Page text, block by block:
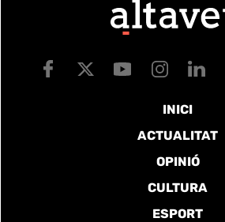
INICI
ACTUALITAT
OPINIÓ
CULTURA
ESPORT